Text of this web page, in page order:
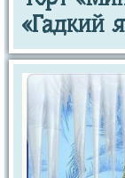
«Гадкий